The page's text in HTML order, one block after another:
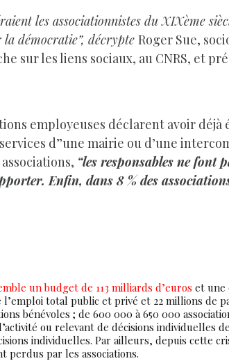
les associationnistes du XIXème
démocratie”, décrypte Roger Sue,
sur les liens sociaux, au CNRS, et
employeuses déclarent avoir déjà
d”une mairie ou d’une
“les responsables ne font
Enfin, dans 8 % des
un budget de 113 milliards d’euros et une
l’emploi total public et privé et 22 millions de
bénévoles ; de 600 000 à 650 000
ou relevant de décisions individuelles
individuelles. Par ailleurs, depuis cette
perdus par les associations.